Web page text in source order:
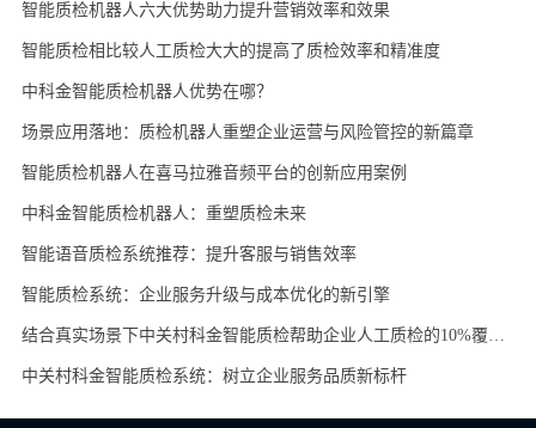
智能质检机器人六大优势助力提升营销效率和效果
智能质检相比较人工质检大大的提高了质检效率和精准度
中科金智能质检机器人优势在哪？
场景应用落地：质检机器人重塑企业运营与风险管控的新篇章
智能质检机器人在喜马拉雅音频平台的创新应用案例
中科金智能质检机器人：重塑质检未来
智能语音质检系统推荐：提升客服与销售效率
智能质检系统：企业服务升级与成本优化的新引擎
结合真实场景下中关村科金智能质检帮助企业人工质检的10%覆盖率提升到了100%
中关村科金智能质检系统：树立企业服务品质新标杆